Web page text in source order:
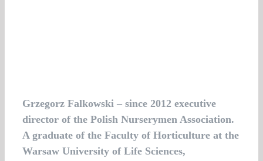
Grzegorz Falkowski – since 2012 executive
director of the Polish Nurserymen Association.
A graduate of the Faculty of Horticulture at the
Warsaw University of Life Sciences,